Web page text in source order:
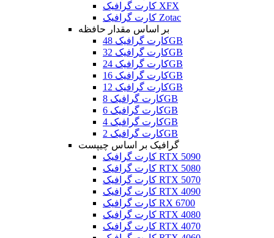
کارت گرافیک XFX
کارت گرافیک Zotac
بر اساس مقدار حافظه
کارت گرافیک 48GB
کارت گرافیک 32GB
کارت گرافیک 24GB
کارت گرافیک 16GB
کارت گرافیک 12GB
کارت گرافیک 8GB
کارت گرافیک 6GB
کارت گرافیک 4GB
کارت گرافیک 2GB
گرافیک بر اساس چیپست
کارت گرافیک RTX 5090
کارت گرافیک RTX 5080
کارت گرافیک RTX 5070
کارت گرافیک RTX 4090
کارت گرافیک RX 6700
کارت گرافیک RTX 4080
کارت گرافیک RTX 4070